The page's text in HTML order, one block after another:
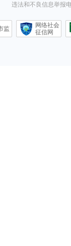
违法和不良信息举报
监
网络社会
征信网